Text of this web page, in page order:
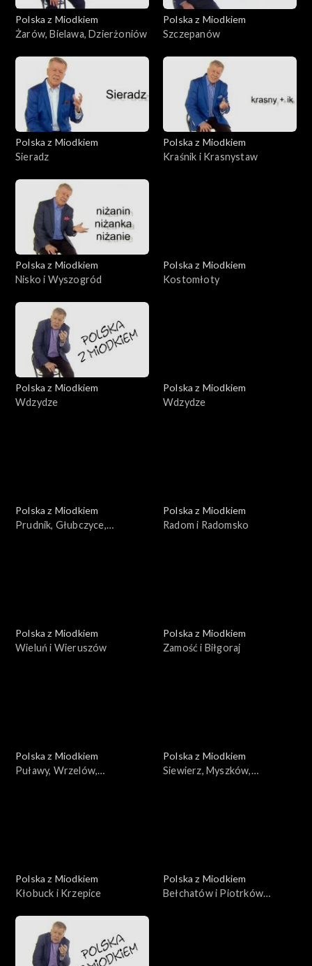
Polska z Miodkiem
Żarów, Bielawa, Dzierżoniów
Polska z Miodkiem
Szczepanów
Polska z Miodkiem
Sieradz
Polska z Miodkiem
Kraśnik i Krasnystaw
Polska z Miodkiem
Nisko i Wyszogród
Polska z Miodkiem
Kostomłoty
Polska z Miodkiem
Wdzydze
Polska z Miodkiem
Wdzydze
Polska z Miodkiem
Prudnik, Głubczyce,
Polska z Miodkiem
Radom i Radomsko
Polska z Miodkiem
Wieluń i Wieruszów
Polska z Miodkiem
Zamość i Biłgoraj
Polska z Miodkiem
Puławy, Wrzelów,
Polska z Miodkiem
Siewierz, Myszków,
Polska z Miodkiem
Kłobuck i Krzepice
Polska z Miodkiem
Bełchatów i Piotrków